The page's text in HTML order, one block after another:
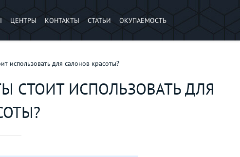
ЦЕНТРЫ КОНТАКТЫ СТАТЬИ ОКУПАЕМОСТЬ
использовать для салонов красоты?
СТОИТ ИСПОЛЬЗОВАТЬ ДЛЯ